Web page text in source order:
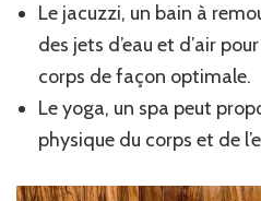
Le jacuzzi, un bain à
des jets d’eau et d’air
corps de façon optimale.
Le yoga, un spa peut
physique du corps et de